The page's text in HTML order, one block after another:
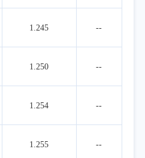
1.245 --
1.250 --
1.254 --
1.255 --